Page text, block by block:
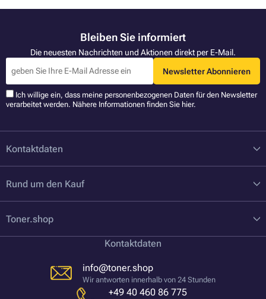
Bleiben Sie informiert
Die neuesten Nachrichten und Aktionen direkt per E-Mail.
Newsletter Abonnieren
Ich willige ein, dass meine personenbezogenen Daten für den Newsletter
verarbeitet werden. Nähere Informationen finden Sie hier.
Kontaktdaten
Rund um den Kauf
Toner.shop
Kontaktdaten
info@toner.shop
Wir antworten innerhalb von 24 Stunden
+49 40 460 86 775